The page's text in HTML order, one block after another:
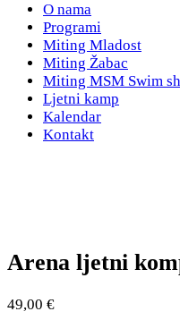
O nama
Programi
Miting Mladost
Miting Žabac
Miting MSM Swim
Ljetni kamp
Kalendar
Kontakt
Arena ljetni
49,00 €